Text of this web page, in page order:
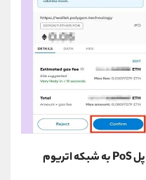
پلPoSبه شبکه اتریوم